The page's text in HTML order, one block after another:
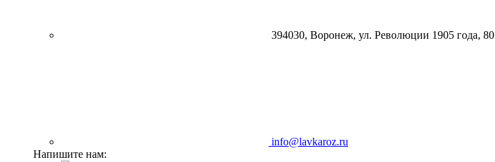
394030, Воронеж, ул. Революции 1905 года, 80
info@lavkaroz.ru
Напишите нам: